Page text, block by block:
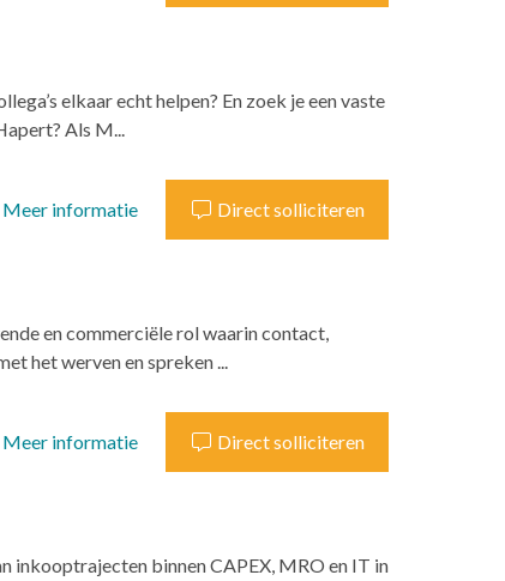
elkaar echt helpen? En zoek je een vaste
Als M...
Meer informatie Direct solliciteren
en commerciële rol waarin contact,
het werven en spreken ...
Meer informatie Direct solliciteren
inkooptrajecten binnen CAPEX, MRO en IT in